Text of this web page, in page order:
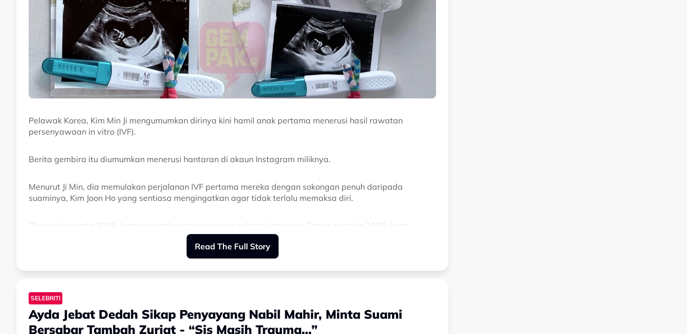
Pelawak Korea, Kim Min Ji mengumumkan dirinya kini hamil anak pertama menerusi hasil rawatan
persenyawaan in vitro (IVF).
Berita gembira itu diumumkan menerusi hantaran di akaun Instagram miliknya.
Menurut Ji Min, dia memulakan perjalanan IVF pertama mereka dengan sokongan penuh daripada
suaminya, Kim Joon Ho yang sentiasa mengingatkan agar tidak terlalu memaksa diri.
“Tahun lalu pada 2025, kami menjadi pasangan untuk selama-lamanya. Tahun ini pada 2026, kami
menjadi keluarga bertiga seperti yang selalu kami impikan!
“Syukurlah, terasa seolah-olah si kecil Durup memang sudah menunggu hari ini, apabila dia hadir pada
percubaan pertama kami. (Oh! Durup ialah nama panggilan untuk bayi kami),” kongsinya.
Read The Full Story
SELEBRITI
Ayda Jebat Dedah Sikap Penyayang Nabil Mahir, Minta Suami
Bersabar Tambah Zuriat - “Sis Masih Trauma…”